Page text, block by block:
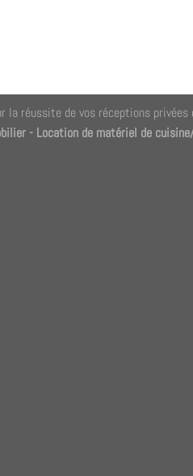
la réussite de vos réceptions privées
- Location de matériel de